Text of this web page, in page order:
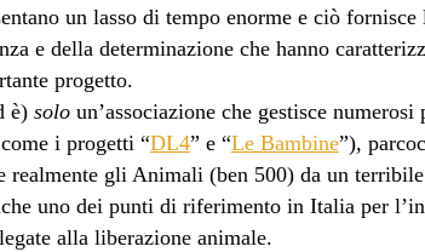
un lasso di tempo enorme e ciò fornisce
e della determinazione che hanno
progetto.
è) soloun’associazione che gestisce
i progetti “DL4” e “Le Bambine”),
realmente gli Animali (ben 500) da un
uno dei punti di riferimento in Italia per
alla liberazione animale.